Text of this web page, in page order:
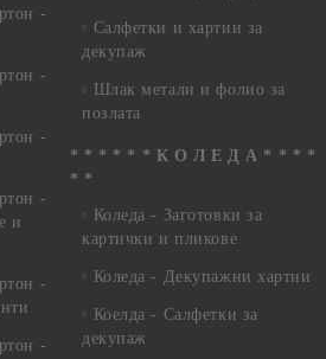
-
-
-
-
и
-
-
Салфетки и хартии за
декупаж
Шлак метали и фолио за
позлата
* * * * * * К О Л Е Д А * * * *
* *
Коледа - Заготовки за
картички и пликове
Коледа - Декупажни хартии
Коелда - Салфетки за
декупаж